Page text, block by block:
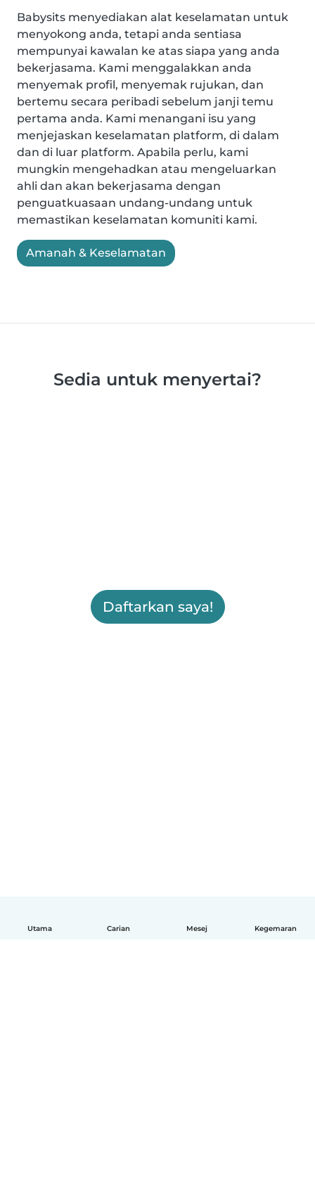
Utama Carian Mesej Kegemaran
Babysits menyediakan alat keselamatan untuk
menyokong anda, tetapi anda sentiasa
mempunyai kawalan ke atas siapa yang anda
bekerjasama. Kami menggalakkan anda
menyemak profil, menyemak rujukan, dan
bertemu secara peribadi sebelum janji temu
pertama anda. Kami menangani isu yang
menjejaskan keselamatan platform, di dalam
dan di luar platform. Apabila perlu, kami
mungkin mengehadkan atau mengeluarkan
ahli dan akan bekerjasama dengan
penguatkuasaan undang-undang untuk
memastikan keselamatan komuniti kami.
Amanah & Keselamatan
Sedia untuk menyertai?
Daftarkan saya!